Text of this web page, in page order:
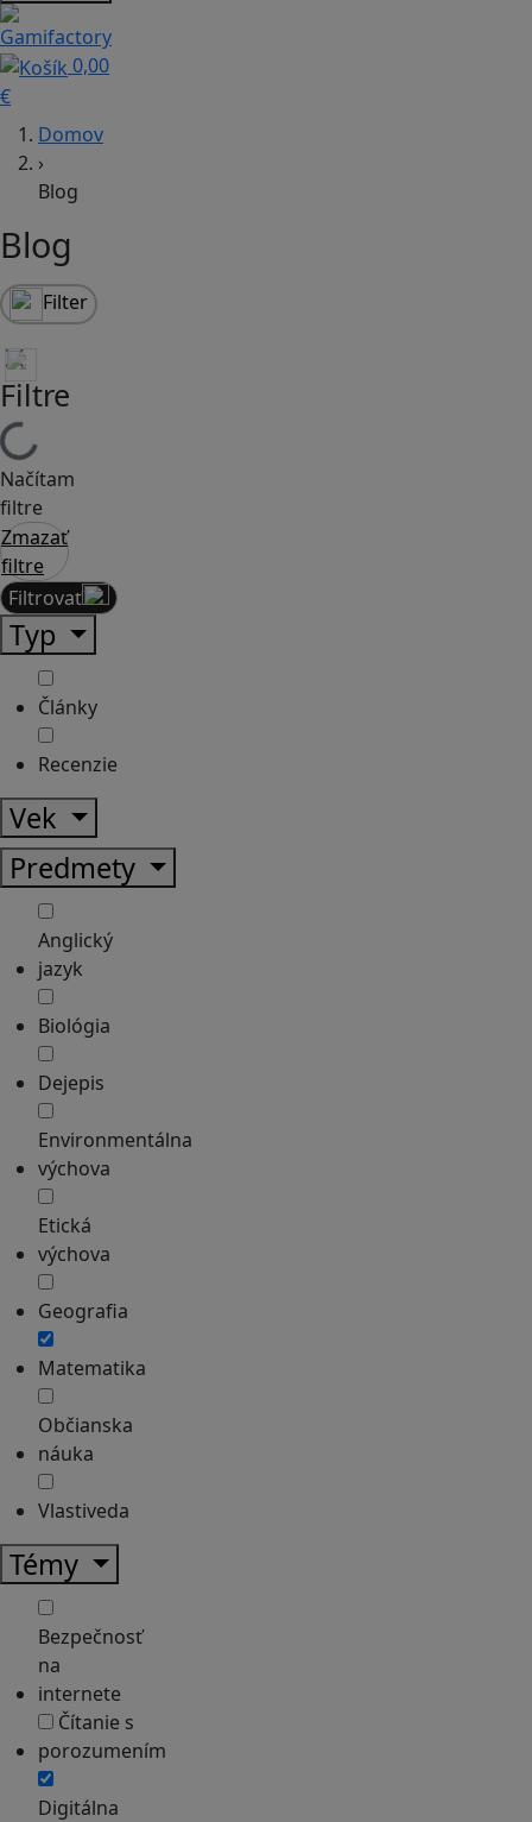
0,00
€
Domov
›
Blog
Blog
Filter
Filtre
Načítam
filtre
Zmazať
filtre
Filtrovať
Typ
Články
Recenzie
Vek
Predmety
Anglický
jazyk
Biológia
Dejepis
Environmentálna
výchova
Etická
výchova
Geografia
Matematika
Občianska
náuka
Vlastiveda
Témy
Bezpečnosť
na
internete
Čítanie s
porozumením
Digitálna